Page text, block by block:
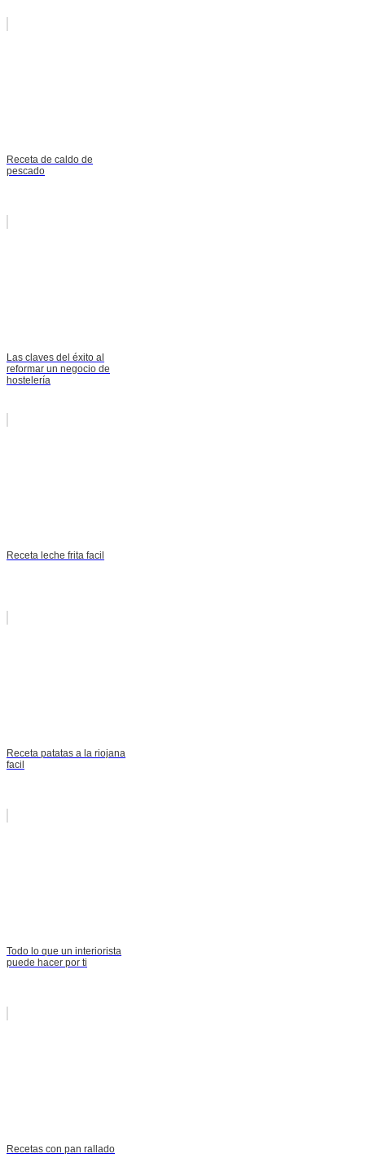
Receta de caldo de
pescado
Las claves del éxito al
reformar un negocio de
hostelería
Receta leche frita facil
Receta patatas a la riojana
facil
Todo lo que un interiorista
puede hacer por ti
Recetas con pan rallado